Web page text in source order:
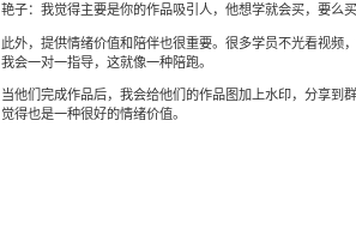
艳子：我觉得主要是你的作品吸引人，他想学就会买，要么
此外，提供情绪价值和陪伴也很重要。很多学员不光看视频
我会一对一指导，这就像一种陪跑。
当他们完成作品后，我会给他们的作品图加上水印，分享到
觉得也是一种很好的情绪价值。